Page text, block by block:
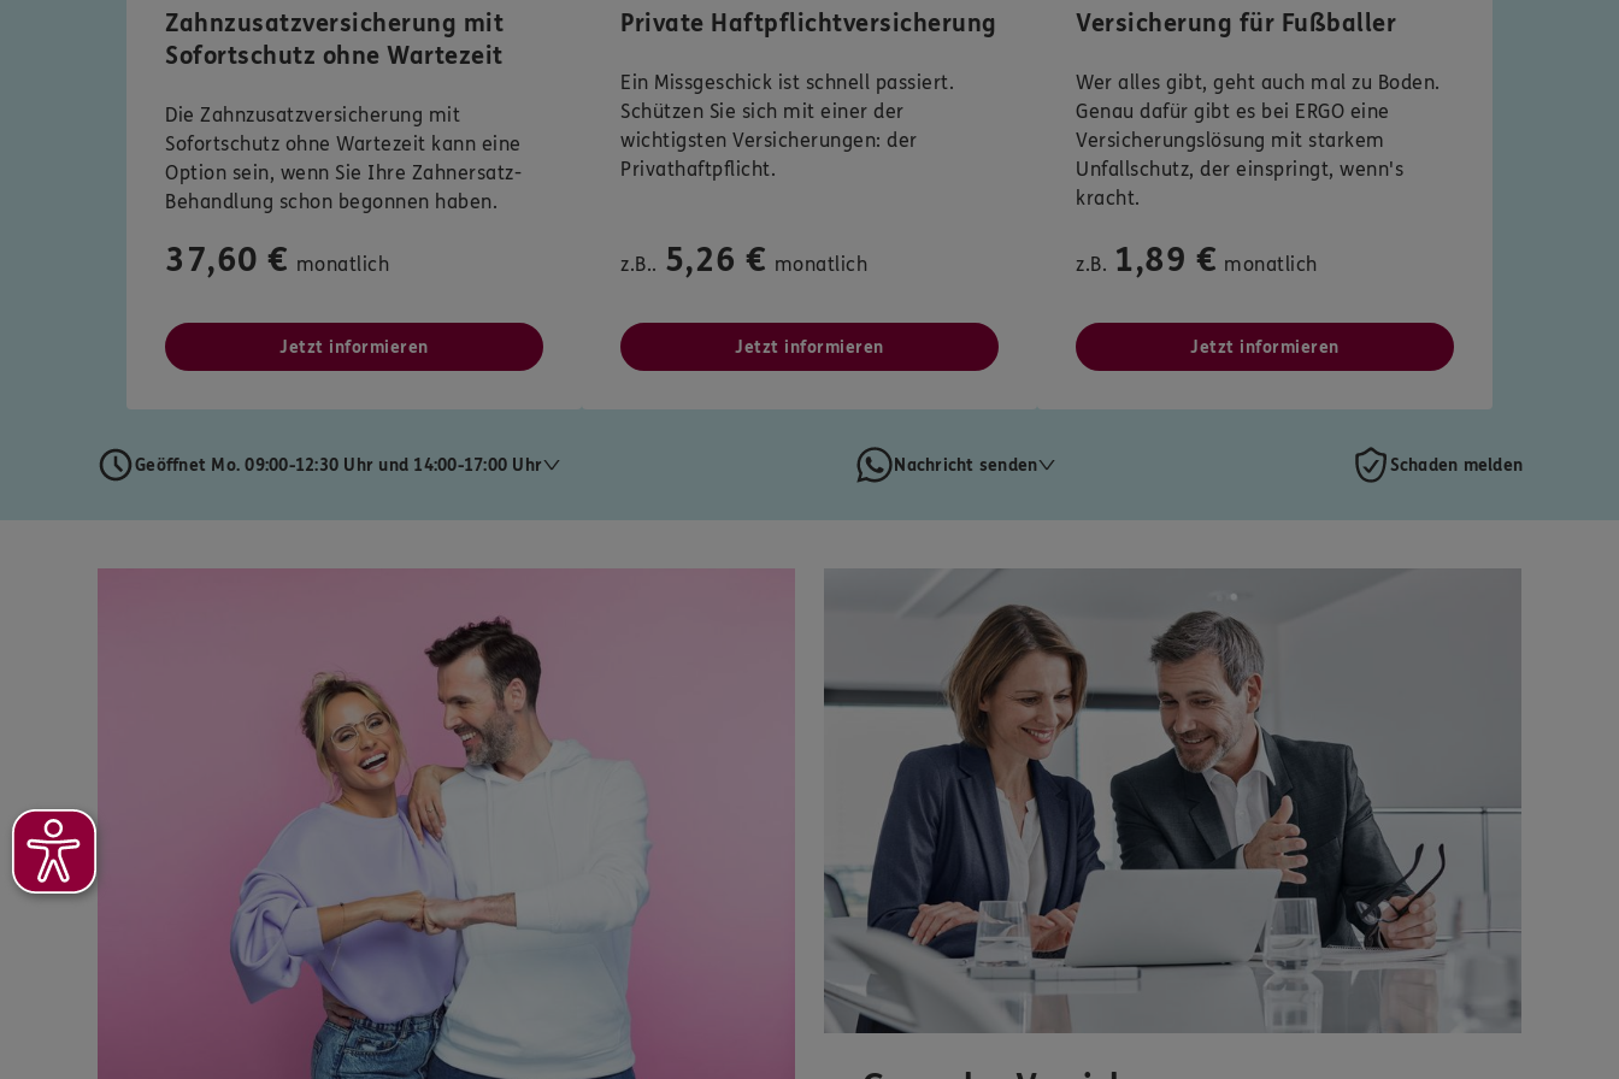
Zahnzusatzversicherung mit
Sofortschutz ohne Wartezeit
Die Zahnzusatzversicherung mit
Sofortschutz ohne Wartezeit kann eine
Option sein, wenn Sie Ihre Zahnersatz-
Behandlung schon begonnen haben.
37,60 € monatlich
Jetzt informieren
Private Haftpflichtversicherung
Ein Missgeschick ist schnell passiert.
Schützen Sie sich mit einer der
wichtigsten Versicherungen: der
Privathaftpflicht.
z.B.. 5,26 € monatlich
Jetzt informieren
Versicherung für Fußballer
Wer alles gibt, geht auch mal zu Boden.
Genau dafür gibt es bei ERGO eine
Versicherungslösung mit starkem
Unfallschutz, der einspringt, wenn's
kracht.
z.B. 1,89 € monatlich
Jetzt informieren
Geöffnet Mo. 09:00-12:30 Uhr und 14:00-17:00 Uhr Nachricht senden Schaden melden